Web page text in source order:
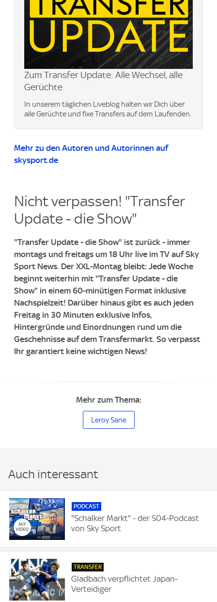
Zum Transfer Update: Alle Wechsel, alle
Gerüchte
In unserem täglichen Liveblog halten wir Dich über
alle Gerüchte und fixe Transfers auf dem Laufenden.
Mehr zu den Autoren und Autorinnen auf
skysport.de
Nicht verpassen! "Transfer
Update - die Show"
"Transfer Update - die Show" ist zurück - immer
montags und freitags um 18 Uhr live im TV auf Sky
Sport News. Der XXL-Montag bleibt: Jede Woche
beginnt weiterhin mit "Transfer Update - die
Show" in einem 60-minütigen Format inklusive
Nachspielzeit! Darüber hinaus gibt es auch jeden
Freitag in 30 Minuten exklusive Infos,
Hintergründe und Einordnungen rund um die
Geschehnisse auf dem Transfermarkt. So verpasst
Ihr garantiert keine wichtigen News!
Mehr zum Thema:
Leroy Sane
Auch interessant
PODCAST
"Schalker Markt" - der S04-Podcast
von Sky Sport
TRANSFER
Gladbach verpflichtet Japan-
Verteidiger